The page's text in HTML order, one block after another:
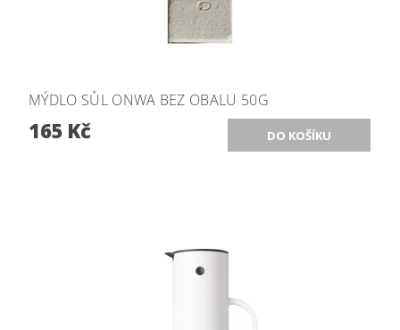
MÝDLO SŮL ONWA BEZ OBALU 50G
165 Kč